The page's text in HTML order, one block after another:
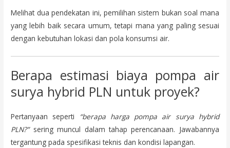
Melihat dua pendekatan ini, pemilihan sistem bukan soal mana
yang lebih baik secara umum, tetapi mana yang paling sesuai
dengan kebutuhan lokasi dan pola konsumsi air.
Berapa estimasi biaya pompa air
surya hybrid PLN untuk proyek?
Pertanyaan seperti
“berapa harga pompa air surya hybrid
PLN?”sering muncul dalam tahap perencanaan. Jawabannya
tergantung pada spesifikasi teknis dan kondisi lapangan.